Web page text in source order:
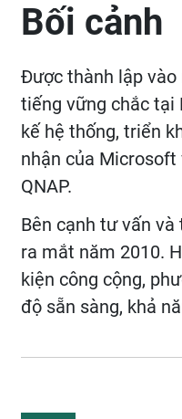
Bối cảnh
Được thành lập vào
tiếng vững chắc tại
kế hệ thống, triển
nhận của Microsoft
QNAP.
Bên cạnh tư vấn và
ra mắt năm 2010.
kiện công cộng,
độ sẵn sàng, khả